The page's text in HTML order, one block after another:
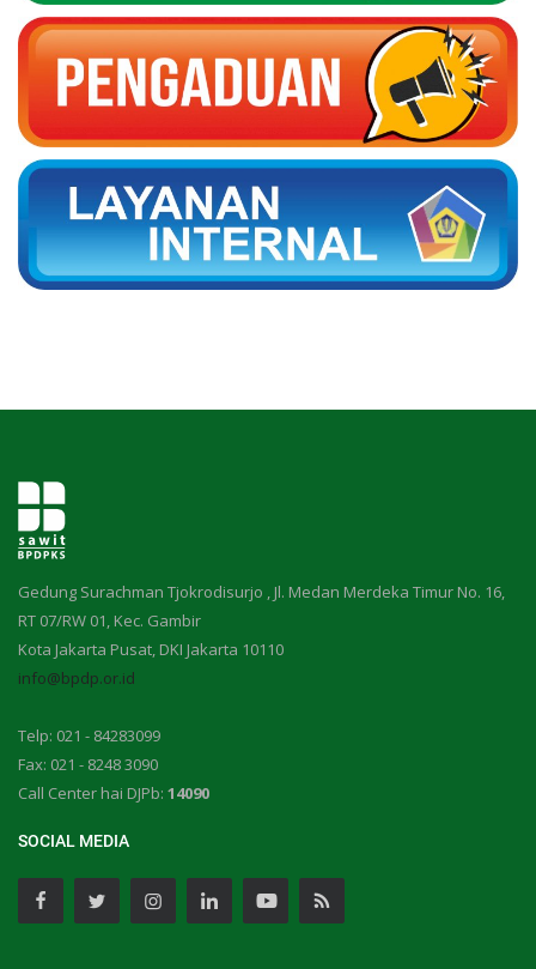
Gedung Surachman Tjokrodisurjo , Jl. Medan Merdeka Timur No. 16,
RT 07/RW 01, Kec. Gambir
Kota Jakarta Pusat, DKI Jakarta 10110
info@bpdp.or.id
Telp: 021 - 84283099
Fax: 021 - 8248 3090
Call Center hai DJPb: 14090
SOCIAL MEDIA